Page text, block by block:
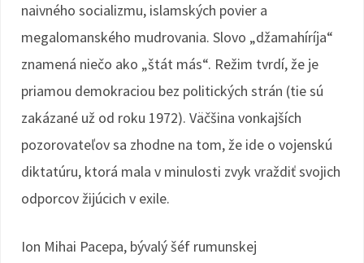
naivného socializmu, islamských povier a
megalomanského mudrovania. Slovo „džamahíríja“
znamená niečo ako „štát más“. Režim tvrdí, že je
priamou demokraciou bez politických strán (tie sú
zakázané už od roku 1972). Väčšina vonkajších
pozorovateľov sa zhodne na tom, že ide o vojenskú
diktatúru, ktorá mala v minulosti zvyk vraždiť svojich
odporcov žijúcich v exile.
Ion Mihai Pacepa, bývalý šéf rumunskej